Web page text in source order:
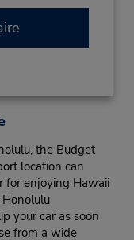
the Budget
location can
for enjoying Hawaii
your car as soon
from a wide